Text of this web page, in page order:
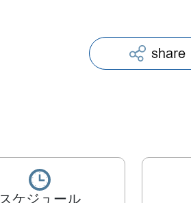
スケジュール